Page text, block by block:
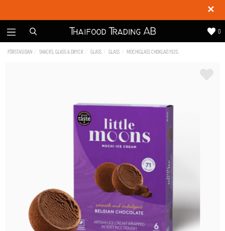
✕
0
FÖRSTASIDAN SNACKS, GLASS & DRYCK GLASS GLASS MOCHIGLASS CHOKLAD 192G